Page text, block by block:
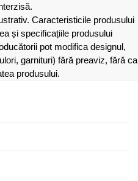
Caracteristicile produsului
și specificațiile produsului
pot modifica designul,
garnituri) fără preaviz, fără ca
produsului.